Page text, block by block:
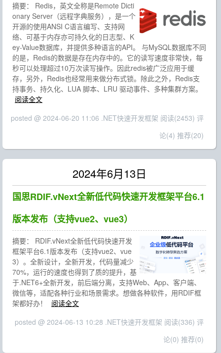
摘要： Redis，英文全称是Remote Dicti
onary Server（远程字典服务），是一个
开源的使用ANSI C语言编写、支持网
络、可基于内存亦可持久化的日志型、K
ey-Value数据库，并提供多种语言的API。 与MySQL数据库不同
的是，Redis的数据是存在内存中的。它的读写速度非常快，每
秒可以处理超过10万次读写操作。因此redis被广泛应用于缓
存，另外，Redis也经常用来做分布式锁。除此之外，Redis支
持事务、持久化、LUA 脚本、LRU 驱动事件、多种集群方案。
阅读全文
posted @ 2024-06-20 11:06 .NET快速开发框架 阅读(2453) 评
论(4) 推荐(20)
2024年6月13日
国思RDIF.vNext全新低代码快速开发框架平台6.1
版本发布（支持vue2、vue3）
摘要： RDIF.vNext全新低代码快速开发
框架平台6.1版本发布（支持vue2、vue
3）。全新设计，全新开发，代码量减少
70%，运行的速度也得到了质的提升，基
于.NET6+全新开发，前后端分离，支持Web、App、客户端、
微信等，适配各种行业和场景需求。想做各种软件，用RDIF框
架都好办！
阅读全文
posted @ 2024-06-13 10:28 .NET快速开发框架 阅读(336) 评
论(0) 推荐(0)